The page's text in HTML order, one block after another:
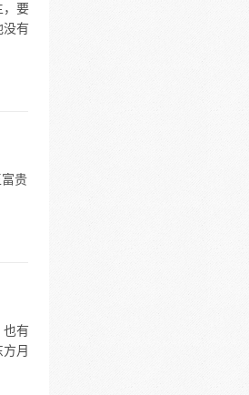
，要
没有
贵
也有
月